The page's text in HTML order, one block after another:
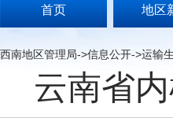
首页 地区
西南地区管理局->信息公开->运输
云南省
按
Alt
键